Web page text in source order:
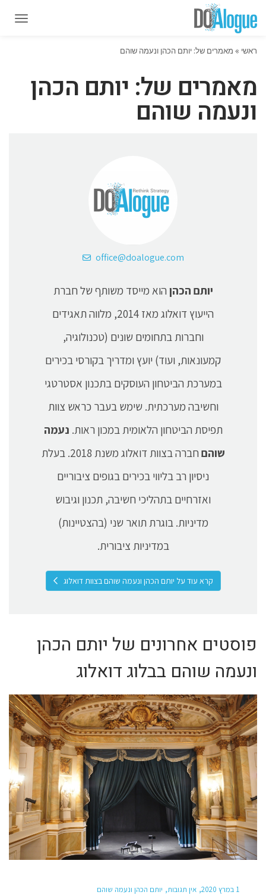
ראשי » מאמרים של: יותם הכהן ונעמה שוהם
מאמרים של: יותם הכהן
ונעמה שוהם
office@doalogue.com
יותם הכהןהוא מייסד משותף של חברת
הייעוץ דואלוג מאז 2014, מלווה תאגידים
וחברות בתחומים שונים (טכנולוגיה,
קמעונאות, ועוד) יועץ ומדריך בקורסי בכירים
במערכת הביטחון העוסקים בתכנון אסטרטגי
וחשיבה מערכתית. שימש בעבר כראש צוות
תפיסת הביטחון הלאומית במכון ראות. נעמה
שוהם
חברה בצוות דואלוג משנת 2018. בעלת
ניסיון רב בליווי בכירים בגופים ציבוריים
ואזרחיים בתהליכי חשיבה, תכנון וגיבוש
מדיניות. בוגרת תואר שני (בהצטיינות)
במדיניות ציבורית.
קרא עוד על יותם הכהן ונעמה שוהם בצוות דואלוג
פוסטים אחרונים של יותם הכהן
ונעמה שוהם בבלוג דואלוג
1 במרץ 2020 אין תגובות יותם הכהן ונעמה שוהם